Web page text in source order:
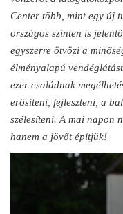
Center több, mint egy új
országos szinten is
egyszerre ötvözi a
élményalapú
ezer családnak
erősíteni, fejleszteni, a
szélesíteni. A mai napon
hanem a jövőt építjük!